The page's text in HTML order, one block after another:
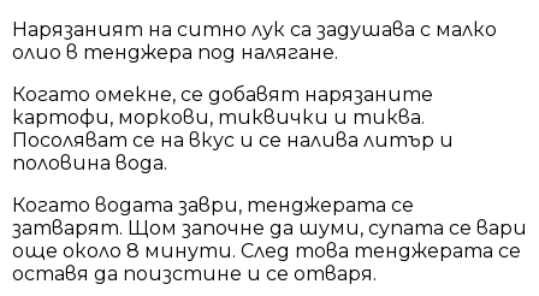
Нарязаният на ситно лук са задушава с малко
олио в тенджера под налягане.
Когато омекне, се добавят нарязаните
картофи, моркови, тиквички и тиква.
Посоляват се на вкус и се налива литър и
половина вода.
Когато водата заври, тенджерата се
затварят. Щом започне да шуми, супата се вари
още около 8 минути. След това тенджерата се
оставя да поизстине и се отваря.